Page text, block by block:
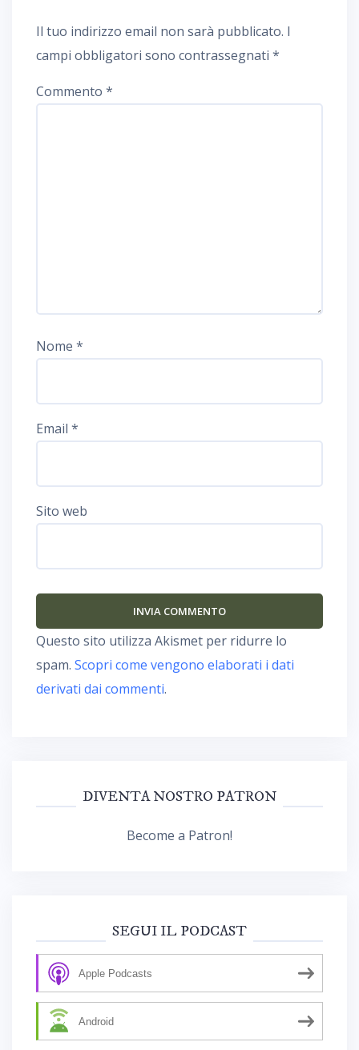
Il tuo indirizzo email non sarà pubblicato. I
campi obbligatori sono contrassegnati *
Commento *
Nome *
Email *
Sito web
Questo sito utilizza Akismet per ridurre lo
spam. Scopri come vengono elaborati i dati
derivati dai commenti.
DIVENTA NOSTRO PATRON
Become a Patron!
SEGUI IL PODCAST
Apple Podcasts
Android